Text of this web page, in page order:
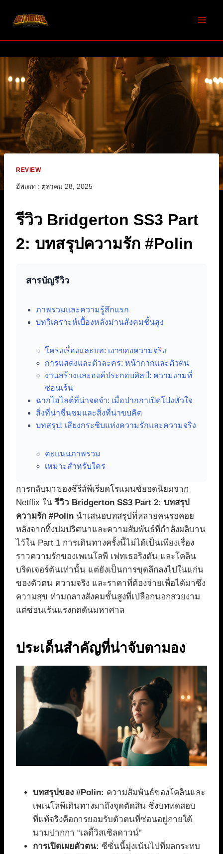
REVIEW
อัพเดท : ตุลาคม 28, 2025
รีวิว Bridgerton SS3 Part
2: บทสรุปความรัก #Polin
สารบัญรีวิว
ภาพรวมและความรู้สึกแรก
บทวิเคราะห์เบื้องหลังม่านสังคมชั้นสูง
โครงเรื่องและบท: เงาของความจริง
การแสดงและตัวละคร: หน้ากากและตัวตน
งานสร้างและองค์ประกอบศิลป์: ความงามที่
ซ่อนเร้น
ฉากไฮไลต์ที่น่าจดจำ: เมื่อปากกาเปิดโปงหัวใจ
สิ่งที่น่าชื่นชมและสิ่งที่น่าขบคิด
บทสรุป: เสียงกระซิบแห่งความรักและความจริง
คะแนนภาพรวม
เหมาะสำหรับใคร
การกลับมาของซีรีส์พีเรียดโรแมนซ์ยอดนิยมจาก
Netflix ในรีวิว Bridgerton SS3 Part 2: บทสรุป
ความรัก #Polin นำเสนอบทสรุปที่หลายคนรอคอย
หลังจากทิ้งปมปริศนาและความสัมพันธ์ที่กำลังผลิบาน
ไว้ใน Part 1 การเดินทางครั้งนี้ไม่ได้เป็นเพียงเรื่อง
ราวความรักของเพเนโลพี เฟทเธอริงตัน และโคลิน
บริดเจอร์ตันเท่านั้น แต่ยังเป็นการขุดลึกลงไปในแก่น
ของตัวตน ความจริง และราคาที่ต้องจ่ายเพื่อได้มาซึ่ง
ความสุข ท่ามกลางสังคมชั้นสูงที่เปลือกนอกสวยงาม
แต่ซ่อนเร้นแรงกดดันมหาศาล
ประเด็นสำคัญที่น่าจับตามอง
บทสรุปของ #Polin: ความสัมพันธ์ของโคลินและ
เพเนโลพีเดินทางมาถึงจุดตัดสิน ซึ่งบททดสอบ
ที่แท้จริงคือการยอมรับตัวตนที่ซ่อนอยู่ภายใต้
นามปากกา “เลดี้วิสเซิลดาวน์”
การเปิดเผยตัวตน: ซีซั่นนี้มุ่งเน้นไปที่ผลกระทบ